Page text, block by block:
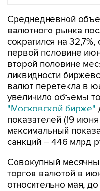
Среднедневной
валютного рынка
сократился на
первой половине
второй половине
ликвидности
валют перетекла в
увеличило объемы
"Московской бирже"
показателей (19
максимальный
санкций – 446 млрд
Совокупный
торгов валютой в
относительно мая,